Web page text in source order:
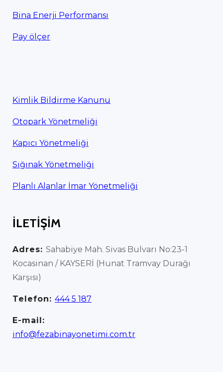
Bina Enerji Performansı
Pay ölçer
Kimlik Bildirme Kanunu
Otopark Yönetmeliği
Kapıcı Yönetmeliği
Sığınak Yönetmeliği
Planlı Alanlar İmar Yönetmeliği
İLETİŞİM
Adres: Sahabiye Mah. Sivas Bulvarı No:23-1
Kocasinan / KAYSERİ (Hunat Tramvay Durağı
Karşısı)
Telefon: 444 5 187
E-mail:
info@fezabinayonetimi.com.tr